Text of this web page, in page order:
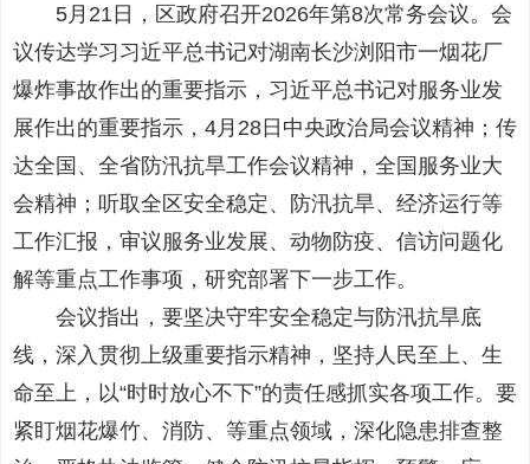
5月21日，区政府召开2026年第8次常务会议。会
议传达学习习近平总书记对湖南长沙浏阳市一烟花厂
爆炸事故作出的重要指示，习近平总书记对服务业发
展作出的重要指示，4月28日中央政治局会议精神；传
达全国、全省防汛抗旱工作会议精神，全国服务业大
会精神；听取全区安全稳定、防汛抗旱、经济运行等
工作汇报，审议服务业发展、动物防疫、信访问题化
解等重点工作事项，研究部署下一步工作。
会议指出，要坚决守牢安全稳定与防汛抗旱底
线，深入贯彻上级重要指示精神，坚持人民至上、生
命至上，以“时时放心不下”的责任感抓实各项工作。要
紧盯烟花爆竹、消防、等重点领域，深化隐患排查整